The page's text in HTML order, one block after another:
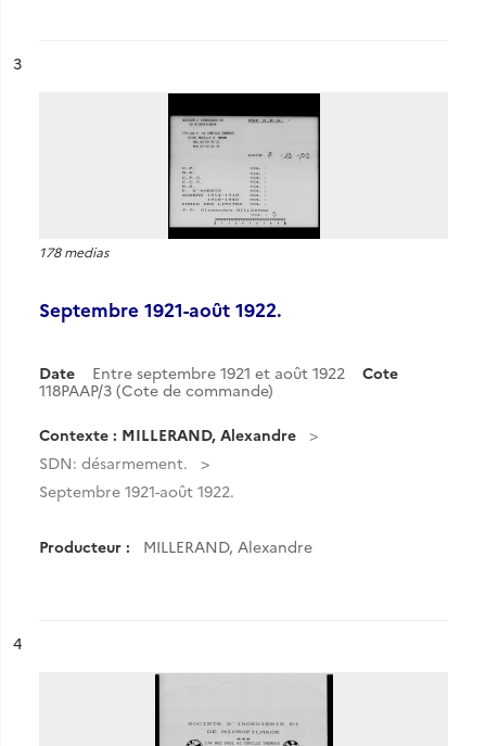
n°
3
178 medias
Septembre 1921-août 1922.
Date Entre septembre 1921 et août 1922
Cote
118PAAP/3 (Cote de commande)
Contexte : MILLERAND, Alexandre
SDN: désarmement.
Septembre 1921-août 1922.
Producteur : MILLERAND, Alexandre
n°
4